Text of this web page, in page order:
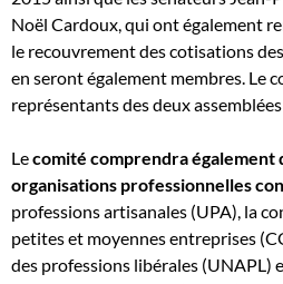
Noël Cardoux, qui ont également
le recouvrement des cotisations
en seront également membres. Le
représentants des deux
Lecomité comprendra également
organisations professionnelles
professions artisanales (UPA), la
petites et moyennes entreprises
des professions libérales (UNAPL)